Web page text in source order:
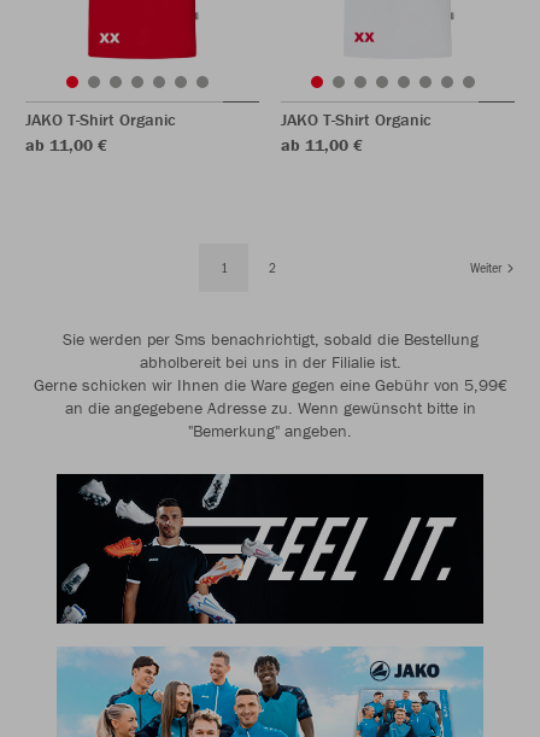
JAKO T-Shirt Organic
ab 11,00 €
JAKO T-Shirt Organic
ab 11,00 €
1 2 Weiter
Sie werden per Sms benachrichtigt, sobald die Bestellung
abholbereit bei uns in der Filialie ist.
Gerne schicken wir Ihnen die Ware gegen eine Gebühr von 5,99€
an die angegebene Adresse zu. Wenn gewünscht bitte in
"Bemerkung" angeben.